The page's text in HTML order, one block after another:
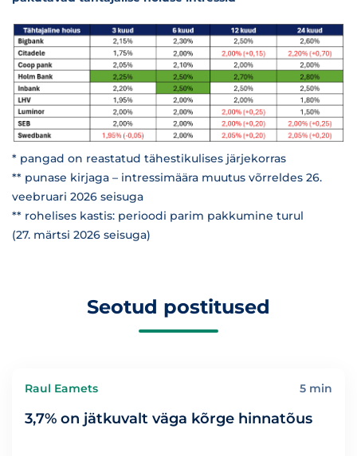
* pangad on reastatud tähestikulises järjekorras
** punase kirjaga – intressimäära muutus võrreldes 26.
veebruari 2026 seisuga
** rohelises kastis: perioodi parim pakkumine turul
(27. märtsi 2026 seisuga)
Seotud postitused
Raul Eamets 5 min
3,7% on jätkuvalt väga kõrge hinnatõus